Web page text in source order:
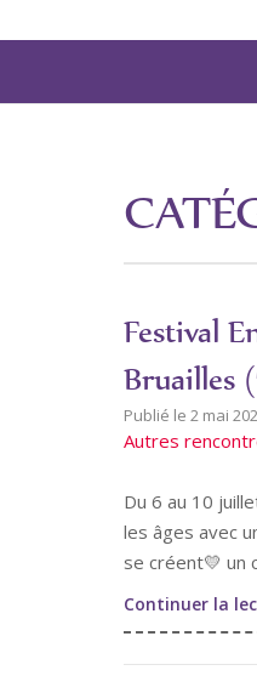
Festival
Bruailles
2 mai
Autres
Du 6 au 10
les âges avec
se créent💛 un
"Festival
Enfance
et
Continuer la